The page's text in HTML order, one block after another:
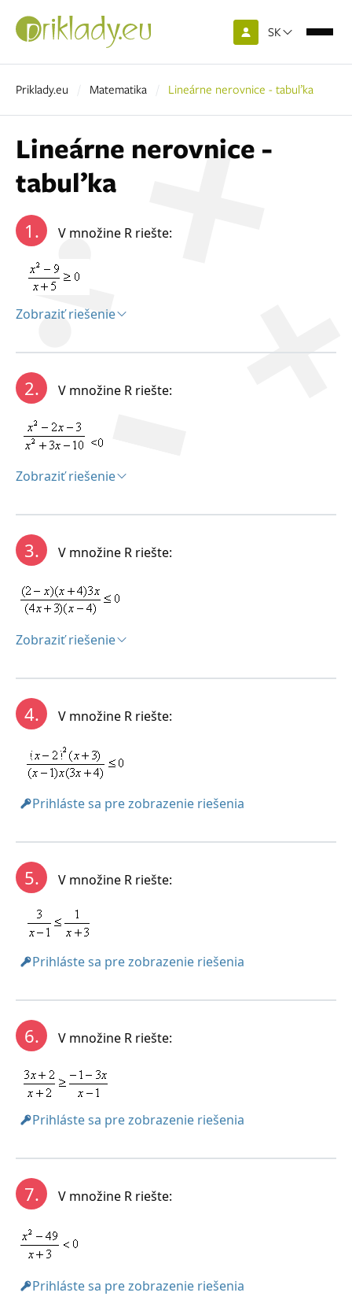
SK
Priklady.eu Matematika Lineárne nerovnice - tabuľka
Lineárne nerovnice -
tabuľka
1. V množine R riešte:
Zobraziť riešenie
2. V množine R riešte:
Zobraziť riešenie
3. V množine R riešte:
Zobraziť riešenie
4. V množine R riešte:
Prihláste sa pre zobrazenie riešenia
5. V množine R riešte:
Prihláste sa pre zobrazenie riešenia
6. V množine R riešte:
Prihláste sa pre zobrazenie riešenia
7. V množine R riešte:
Prihláste sa pre zobrazenie riešenia